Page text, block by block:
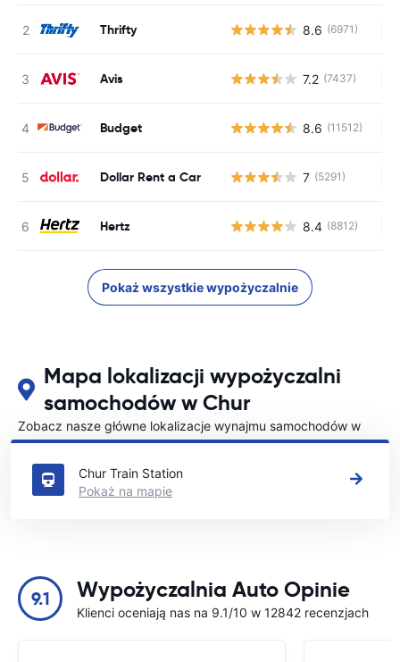
Thrifty 8.6 (6971)
Avis 7.2 (7437)
Budget 8.6 (11512)
Dollar Rent a Car 7 (5291)
Hertz 8.4 (8812)
Pokaż wszystkie wypożyczalnie
Mapa lokalizacji wypożyczalni
samochodów w Chur
Zobacz nasze główne lokalizacje wynajmu samochodów w
Chur
Chur Train Station
Pokaż na mapie
9.1 Wypożyczalnia Auto Opinie
Klienci oceniają nas na 9.1/10 w 12842 recenzjach